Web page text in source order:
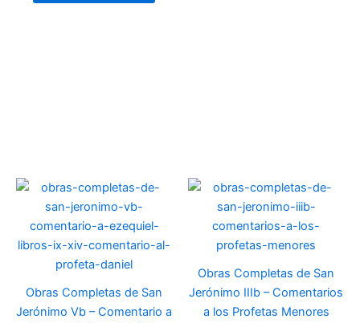
Obras Completas de San
Jerónimo Vb – Comentario a
Obras Completas de San
Jerónimo IIIb – Comentarios
a los Profetas Menores